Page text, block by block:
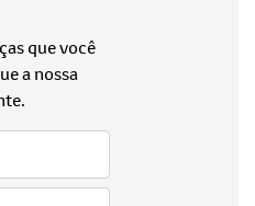
que você
a nossa